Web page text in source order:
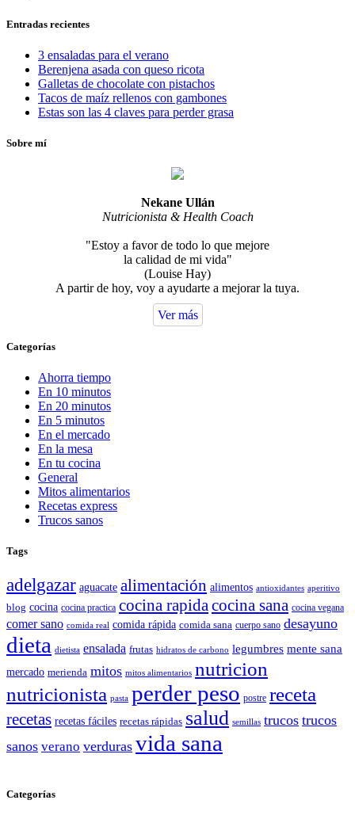
Entradas recientes
3 ensaladas para el verano
Berenjena asada con queso ricota
Galletas de chocolate con pistachos
Tacos de maíz rellenos con gambones
Estas son las 4 claves para perder grasa
Sobre mí
Nekane Ullán
Nutricionista & Health Coach
"Estoy a favor de todo lo que mejore
la calidad de mi vida"
(Louise Hay)
A partir de hoy, voy a ayudarte a mejorar la tuya.
Ver más
Categorías
Ahorra tiempo
En 10 minutos
En 20 minutos
En 5 minutos
En el mercado
En la mesa
En tu cocina
General
Mitos alimentarios
Recetas express
Trucos sanos
Tags
adelgazar aguacate alimentación alimentos antioxidantes aperitivo
blog cocina cocina practica cocina rapidacocina sana cocina vegana
comer sano comida real comida rápida comida sana cuerpo sano desayuno
dieta dietista ensalada frutas hidratos de carbono legumbres mente sana
mercado merienda mitos mitos alimentarios nutricion
nutricionista pasta perder peso postre receta
recetas recetas fáciles recetas rápidas salud semillas trucos trucos
sanos verano verduras vida sana
Categorías